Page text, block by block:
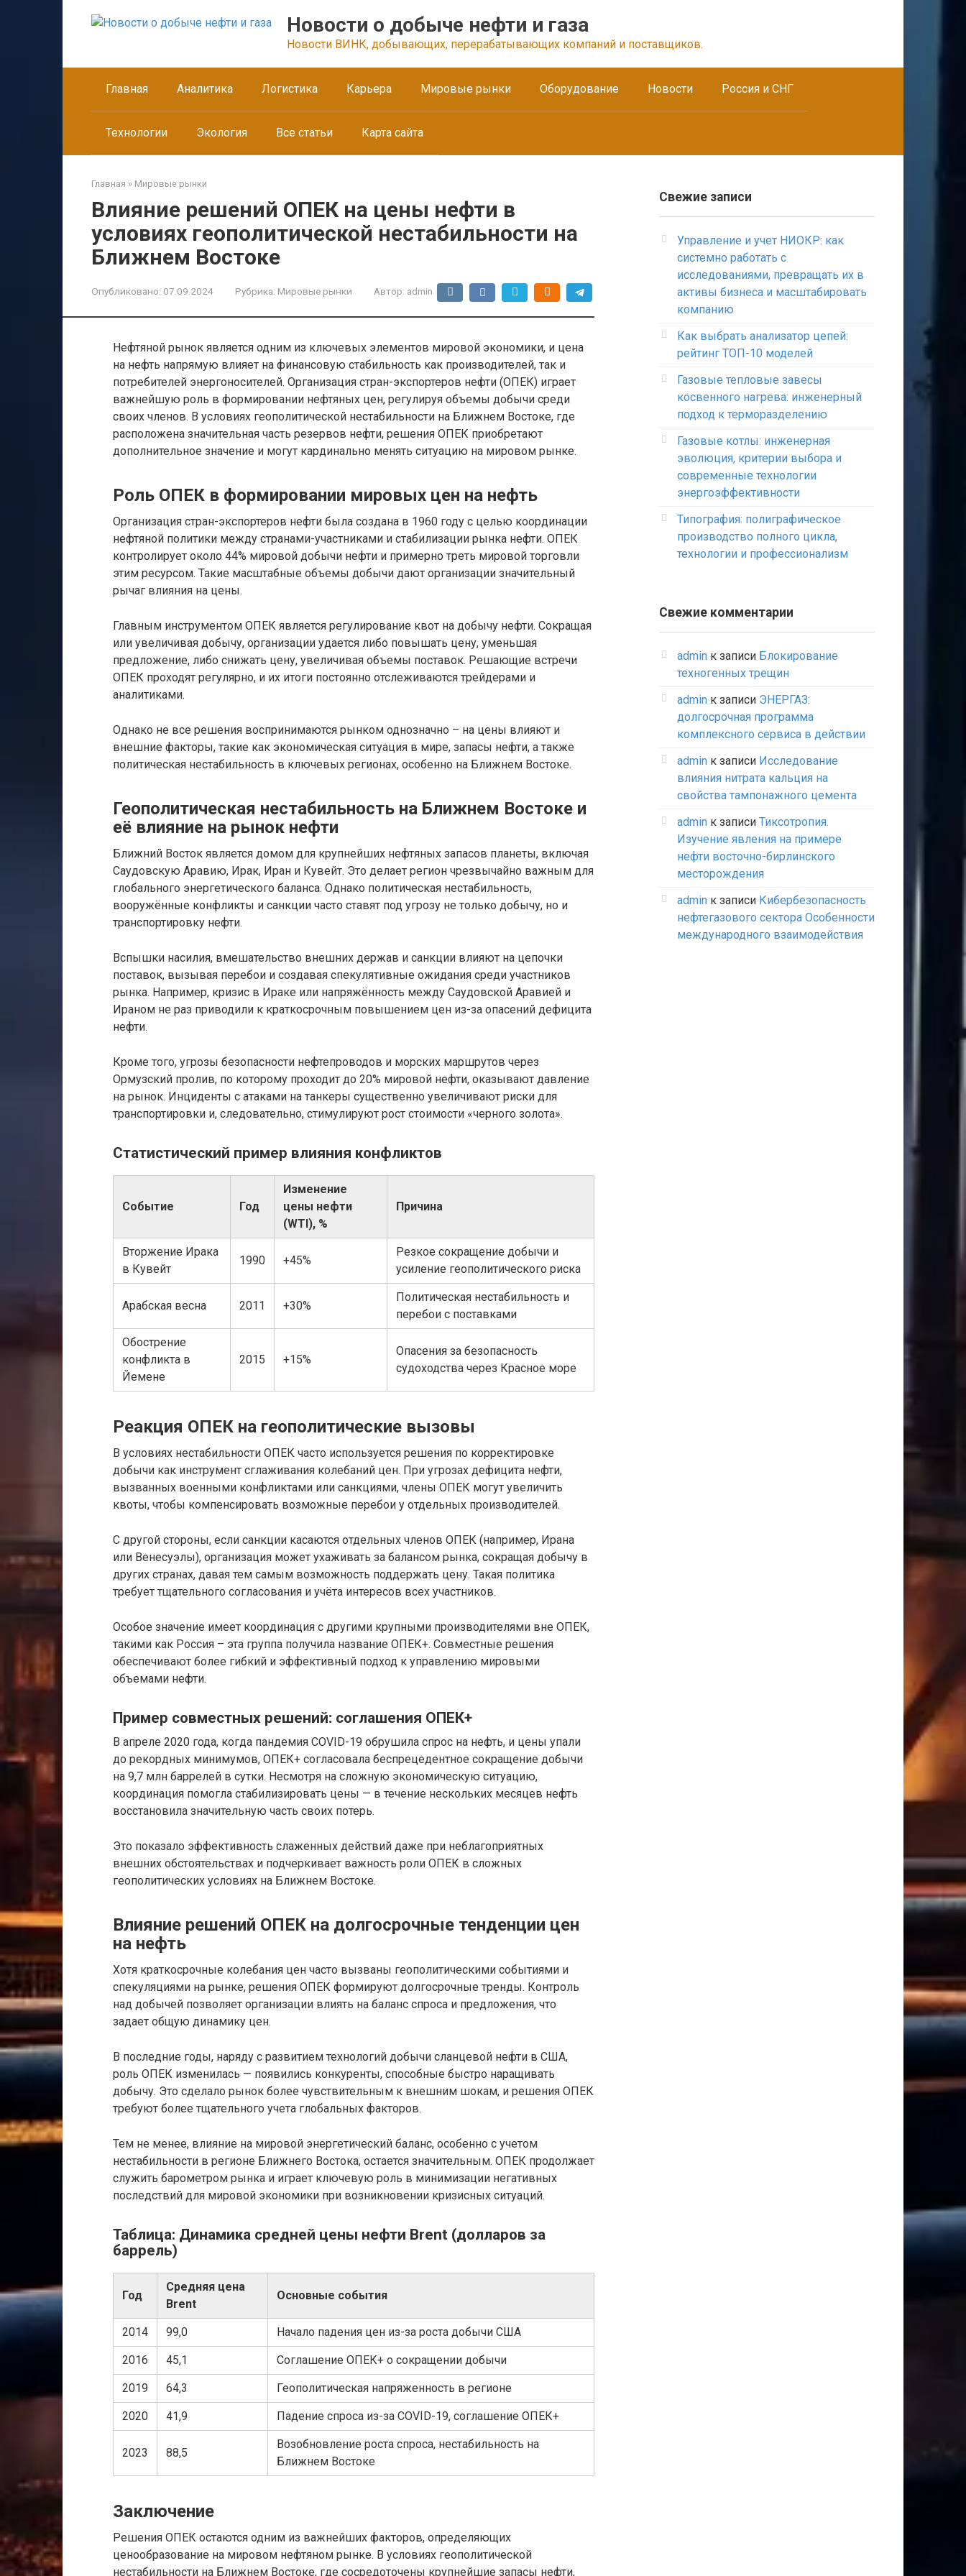
Новости о добыче нефти и газа
Новости ВИНК, добывающих, перерабатывающих компаний и поставщиков.
Главная Аналитика Логистика Карьера Мировые рынки Оборудование Новости Россия и СНГ
Технологии Экология Все статьи Карта сайта
Главная » Мировые рынки
Влияние решений ОПЕК на цены нефти в
условиях геополитической нестабильности на
Ближнем Востоке
Опубликовано: 07.09.2024 Рубрика: Мировые рынки Автор: admin
Нефтяной рынок является одним из ключевых элементов мировой экономики, и цена
на нефть напрямую влияет на финансовую стабильность как производителей, так и
потребителей энергоносителей. Организация стран-экспортеров нефти (ОПЕК) играет
важнейшую роль в формировании нефтяных цен, регулируя объемы добычи среди
своих членов. В условиях геополитической нестабильности на Ближнем Востоке, где
расположена значительная часть резервов нефти, решения ОПЕК приобретают
дополнительное значение и могут кардинально менять ситуацию на мировом рынке.
Роль ОПЕК в формировании мировых цен на нефть
Организация стран-экспортеров нефти была создана в 1960 году с целью координации
нефтяной политики между странами-участниками и стабилизации рынка нефти. ОПЕК
контролирует около 44% мировой добычи нефти и примерно треть мировой торговли
этим ресурсом. Такие масштабные объемы добычи дают организации значительный
рычаг влияния на цены.
Главным инструментом ОПЕК является регулирование квот на добычу нефти. Сокращая
или увеличивая добычу, организации удается либо повышать цену, уменьшая
предложение, либо снижать цену, увеличивая объемы поставок. Решающие встречи
ОПЕК проходят регулярно, и их итоги постоянно отслеживаются трейдерами и
аналитиками.
Однако не все решения воспринимаются рынком однозначно – на цены влияют и
внешние факторы, такие как экономическая ситуация в мире, запасы нефти, а также
политическая нестабильность в ключевых регионах, особенно на Ближнем Востоке.
Геополитическая нестабильность на Ближнем Востоке и
её влияние на рынок нефти
Ближний Восток является домом для крупнейших нефтяных запасов планеты, включая
Саудовскую Аравию, Ирак, Иран и Кувейт. Это делает регион чрезвычайно важным для
глобального энергетического баланса. Однако политическая нестабильность,
вооружённые конфликты и санкции часто ставят под угрозу не только добычу, но и
транспортировку нефти.
Вспышки насилия, вмешательство внешних держав и санкции влияют на цепочки
поставок, вызывая перебои и создавая спекулятивные ожидания среди участников
рынка. Например, кризис в Ираке или напряжённость между Саудовской Аравией и
Ираном не раз приводили к краткосрочным повышением цен из-за опасений дефицита
нефти.
Кроме того, угрозы безопасности нефтепроводов и морских маршрутов через
Ормузский пролив, по которому проходит до 20% мировой нефти, оказывают давление
на рынок. Инциденты с атаками на танкеры существенно увеличивают риски для
транспортировки и, следовательно, стимулируют рост стоимости «черного золота».
Статистический пример влияния конфликтов
Событие Год
Изменение
цены нефти
(WTI), %
Причина
Вторжение Ирака
в Кувейт
1990 +45%
Резкое сокращение добычи и
усиление геополитического риска
Арабская весна 2011 +30%
Политическая нестабильность и
перебои с поставками
Обострение
конфликта в
Йемене
2015 +15%
Опасения за безопасность
судоходства через Красное море
Реакция ОПЕК на геополитические вызовы
В условиях нестабильности ОПЕК часто используется решения по корректировке
добычи как инструмент сглаживания колебаний цен. При угрозах дефицита нефти,
вызванных военными конфликтами или санкциями, члены ОПЕК могут увеличить
квоты, чтобы компенсировать возможные перебои у отдельных производителей.
С другой стороны, если санкции касаются отдельных членов ОПЕК (например, Ирана
или Венесуэлы), организация может ухаживать за балансом рынка, сокращая добычу в
других странах, давая тем самым возможность поддержать цену. Такая политика
требует тщательного согласования и учёта интересов всех участников.
Особое значение имеет координация с другими крупными производителями вне ОПЕК,
такими как Россия – эта группа получила название ОПЕК+. Совместные решения
обеспечивают более гибкий и эффективный подход к управлению мировыми
объемами нефти.
Пример совместных решений: соглашения ОПЕК+
В апреле 2020 года, когда пандемия COVID-19 обрушила спрос на нефть, и цены упали
до рекордных минимумов, ОПЕК+ согласовала беспрецедентное сокращение добычи
на 9,7 млн баррелей в сутки. Несмотря на сложную экономическую ситуацию,
координация помогла стабилизировать цены — в течение нескольких месяцев нефть
восстановила значительную часть своих потерь.
Это показало эффективность слаженных действий даже при неблагоприятных
внешних обстоятельствах и подчеркивает важность роли ОПЕК в сложных
геополитических условиях на Ближнем Востоке.
Влияние решений ОПЕК на долгосрочные тенденции цен
на нефть
Хотя краткосрочные колебания цен часто вызваны геополитическими событиями и
спекуляциями на рынке, решения ОПЕК формируют долгосрочные тренды. Контроль
над добычей позволяет организации влиять на баланс спроса и предложения, что
задает общую динамику цен.
В последние годы, наряду с развитием технологий добычи сланцевой нефти в США,
роль ОПЕК изменилась — появились конкуренты, способные быстро наращивать
добычу. Это сделало рынок более чувствительным к внешним шокам, и решения ОПЕК
требуют более тщательного учета глобальных факторов.
Тем не менее, влияние на мировой энергетический баланс, особенно с учетом
нестабильности в регионе Ближнего Востока, остается значительным. ОПЕК продолжает
служить барометром рынка и играет ключевую роль в минимизации негативных
последствий для мировой экономики при возникновении кризисных ситуаций.
Таблица: Динамика средней цены нефти Brent (долларов за
баррель)
Год
Средняя цена
Brent
Основные события
2014 99,0 Начало падения цен из-за роста добычи США
2016 45,1 Соглашение ОПЕК+ о сокращении добычи
2019 64,3 Геополитическая напряженность в регионе
2020 41,9 Падение спроса из-за COVID-19, соглашение ОПЕК+
2023 88,5
Возобновление роста спроса, нестабильность на
Ближнем Востоке
Заключение
Решения ОПЕК остаются одним из важнейших факторов, определяющих
ценообразование на мировом нефтяном рынке. В условиях геополитической
нестабильности на Ближнем Востоке, где сосредоточены крупнейшие запасы нефти,
Свежие записи
Управление и учет НИОКР: как
системно работать с
исследованиями, превращать их в
активы бизнеса и масштабировать
компанию
Как выбрать анализатор цепей:
рейтинг ТОП-10 моделей
Газовые тепловые завесы
косвенного нагрева: инженерный
подход к терморазделению
Газовые котлы: инженерная
эволюция, критерии выбора и
современные технологии
энергоэффективности
Типография: полиграфическое
производство полного цикла,
технологии и профессионализм
Свежие комментарии
admin к записи Блокирование
техногенных трещин
admin к записи ЭНЕРГАЗ:
долгосрочная программа
комплексного сервиса в действии
admin к записи Исследование
влияния нитрата кальция на
свойства тампонажного цемента
admin к записи Тиксотропия.
Изучение явления на примере
нефти восточно-бирлинского
месторождения
admin к записи Кибербезопасность
нефтегазового сектора Особенности
международного взаимодействия